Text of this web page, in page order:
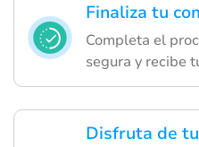
Finaliza tu
Completa el
segura y recibe
Disfruta de